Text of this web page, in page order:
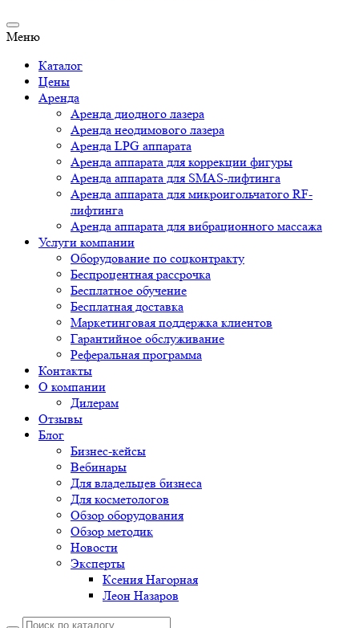
Меню
Каталог
Цены
Аренда
Аренда диодного лазера
Аренда неодимового лазера
Аренда LPG аппарата
Аренда аппарата для коррекции фигуры
Аренда аппарата для SMAS-лифтинга
Аренда аппарата для микроигольчатого RF-
лифтинга
Аренда аппарата для вибрационного массажа
Услуги компании
Оборудование по соцконтракту
Беспроцентная рассрочка
Бесплатное обучение
Бесплатная доставка
Маркетинговая поддержка клиентов
Гарантийное обслуживание
Реферальная программа
Контакты
О компании
Дилерам
Отзывы
Блог
Бизнес-кейсы
Вебинары
Для владельцев бизнеса
Для косметологов
Обзор оборудования
Обзор методик
Новости
Эксперты
Ксения Нагорная
Леон Назаров